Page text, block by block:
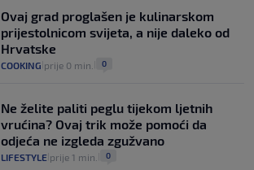
Analitičar o Mostu: Oni su u yin-yang
poziciji i imaju drugog najpoznatijeg
bravara u povijesti Hrvatske
Ovaj grad proglašen je kulinarskom
prijestolnicom svijeta, a nije daleko od
Hrvatske
COOKING prije 0 min. 0
Ne želite paliti peglu tijekom ljetnih
vrućina? Ovaj trik može pomoći da
odjeća ne izgleda zgužvano
LIFESTYLE prije 1 min. 0